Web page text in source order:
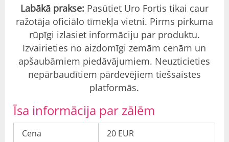
Labākā prakse: Pasūtiet Uro Fortis tikai caur
ražotāja oficiālo tīmekļa vietni. Pirms pirkuma
rūpīgi izlasiet informāciju par produktu.
Izvairieties no aizdomīgi zemām cenām un
apšaubāmiem piedāvājumiem. Neuzticieties
nepārbaudītiem pārdevējiem tiešsaistes
platformās.
Īsa informācija par zālēm
Cena
20 EUR